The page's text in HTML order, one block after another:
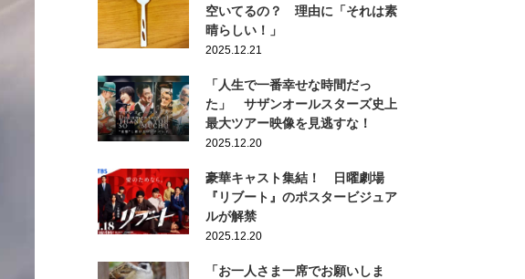
空いてるの？ 理由に「それは素
晴らしい！」
2025.12.21
「人生で一番幸せな時間だっ
た」 サザンオールスターズ史上
最大ツアー映像を見逃すな！
2025.12.20
豪華キャスト集結！ 日曜劇場
『リブート』のポスタービジュア
ルが解禁
2025.12.20
「お一人さま一席でお願いしま